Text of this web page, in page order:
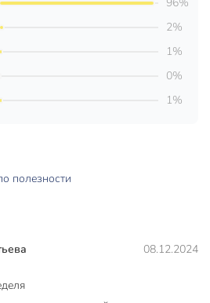
эфирные масла
полезности
08.12.2024
2%
1%
0%
1%